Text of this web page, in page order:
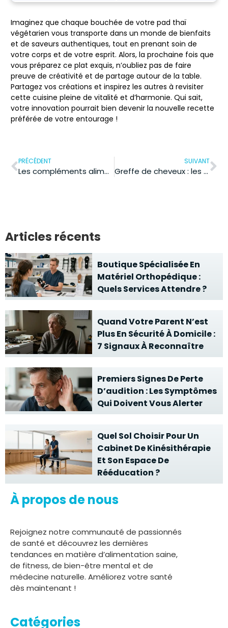
Imaginez que chaque bouchée de votre pad thaï
végétarien vous transporte dans un monde de bienfaits
et de saveurs authentiques, tout en prenant soin de
votre corps et de votre esprit. Alors, la prochaine fois que
vous préparez ce plat exquis, n’oubliez pas de faire
preuve de créativité et de partage autour de la table.
Partagez vos créations et inspirez les autres à revisiter
cette cuisine pleine de vitalité et d’harmonie. Qui sait,
votre innovation pourrait bien devenir la nouvelle recette
préférée de votre entourage !
PRÉCÉDENT
Les compléments alimentaires pour booster votre énergie au quotidien
SUIVANT
Greffe de cheveux : les techniques clés et leur efficacité
Articles récents
Boutique Spécialisée En
Matériel Orthopédique :
Quels Services Attendre ?
Quand Votre Parent N’est
Plus En Sécurité À Domicile :
7 Signaux À Reconnaître
Premiers Signes De Perte
D’audition : Les Symptômes
Qui Doivent Vous Alerter
Quel Sol Choisir Pour Un
Cabinet De Kinésithérapie
Et Son Espace De
Rééducation ?
À propos de nous
Rejoignez notre communauté de passionnés
de santé et découvrez les dernières
tendances en matière d’alimentation saine,
de fitness, de bien-être mental et de
médecine naturelle. Améliorez votre santé
dès maintenant !
Catégories